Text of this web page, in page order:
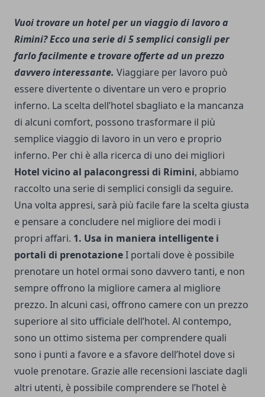
Vuoi trovare un hotel per un viaggio di lavoro a
Rimini? Ecco una serie di 5 semplici consigli per
farlo facilmente e trovare offerte ad un prezzo
davvero interessante. Viaggiare per lavoro può
essere divertente o diventare un vero e proprio
inferno. La scelta dell’hotel sbagliato e la mancanza
di alcuni comfort, possono trasformare il più
semplice viaggio di lavoro in un vero e proprio
inferno. Per chi è alla ricerca di uno dei migliori
Hotel vicino al palacongressi di Rimini, abbiamo
raccolto una serie di semplici consigli da seguire.
Una volta appresi, sarà più facile fare la scelta giusta
e pensare a concludere nel migliore dei modi i
propri affari. 1. Usa in maniera intelligente i
portali di prenotazioneI portali dove è possibile
prenotare un hotel ormai sono davvero tanti, e non
sempre offrono la migliore camera al migliore
prezzo. In alcuni casi, offrono camere con un prezzo
superiore al sito ufficiale dell’hotel. Al contempo,
sono un ottimo sistema per comprendere quali
sono i punti a favore e a sfavore dell’hotel dove si
vuole prenotare. Grazie alle recensioni lasciate dagli
altri utenti, è possibile comprendere se l’hotel è